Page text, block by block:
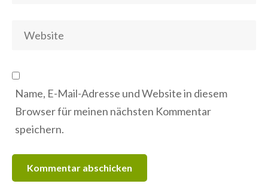
Name, E-Mail-Adresse und Website in diesem
Browser für meinen nächsten Kommentar
speichern.